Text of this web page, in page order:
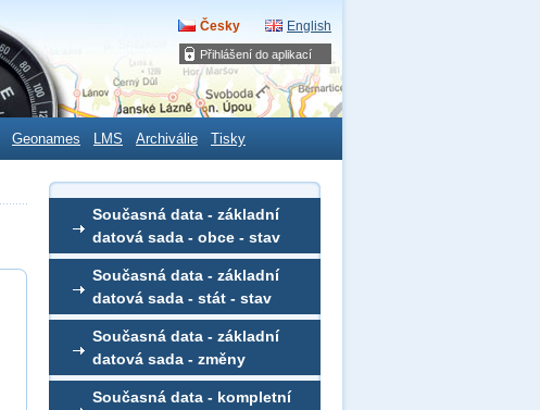
Přihlášení do aplikací
Česky English
Geonames LMS Archiválie Tisky
Současná data - základní
datová sada - obce - stav
Současná data - základní
datová sada - stát - stav
Současná data - základní
datová sada - změny
Současná data - kompletní